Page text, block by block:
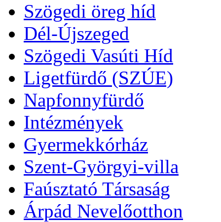
Szögedi öreg híd
Dél-Újszeged
Szögedi Vasúti Híd
Ligetfürdő (SZÚE)
Napfonnyfürdő
Intézmények
Gyermekkórház
Szent-Györgyi-villa
Faúsztató Társaság
Árpád Nevelőotthon